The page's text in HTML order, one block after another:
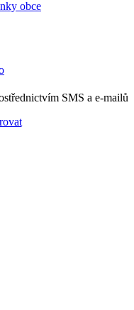
obce
SMS a e-mailů